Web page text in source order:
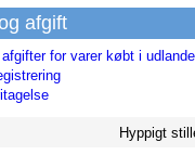
afgift
afgifter for varer købt i
Hyppigt